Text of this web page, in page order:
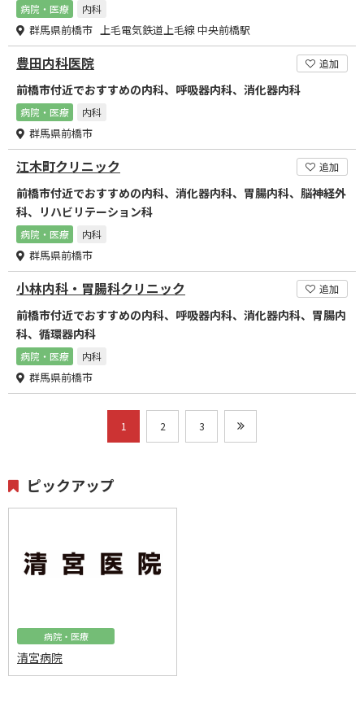
病院・医療 内科
群馬県前橋市 上毛電気鉄道上毛線 中央前橋駅
豊田内科医院 追加
前橋市付近でおすすめの内科、呼吸器内科、消化器内科
病院・医療 内科
群馬県前橋市
江木町クリニック 追加
前橋市付近でおすすめの内科、消化器内科、胃腸内科、脳神経外
科、リハビリテーション科
病院・医療 内科
群馬県前橋市
小林内科・胃腸科クリニック 追加
前橋市付近でおすすめの内科、呼吸器内科、消化器内科、胃腸内
科、循環器内科
病院・医療 内科
群馬県前橋市
1 2 3
ピックアップ
病院・医療
清宮病院